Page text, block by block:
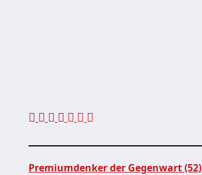
Premiumdenker der Gegenwart (52)